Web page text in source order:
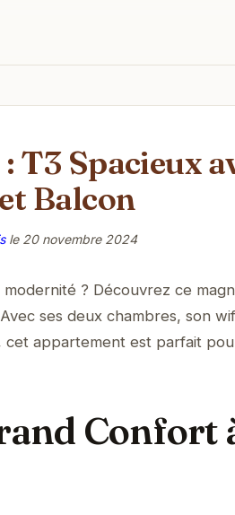
T3 Spacieux
Balcon
le 20 novembre 2024
? Découvrez ce
ses deux chambres, son
appartement est parfait
Confort